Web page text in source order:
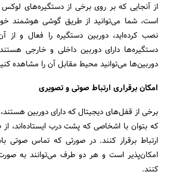
از آنجایی که بر روی برخی از دستگیره‌های
است، شما می‌توانید از طریق گوشی هوشمند خود
نصب کرده‌اید، دوربین دستگیره را فعال و از
دستگیره‌ها دارای دوربین داخلی و خارجی
دوربین‌ها می‌توانید محیط مقابل آن را مشاهده
امکان برقراری ارتباط صوتی و تصویری
برخی از قفل‌های دیجیتال که دارای دوربین
که بتوان با اشخاصی که پشت درب ایستاده‌اند،
ارتباط برقرار کنند. در صورتی که تماس صوتی
امکان‌پذیر است و هر دو طرف می‌توانند به
کنند.